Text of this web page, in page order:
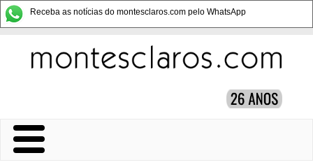
Receba as notícias do montesclaros.com pelo WhatsApp